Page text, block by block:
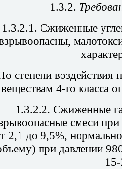
1.3.2.
1.3.2.1. Сжиженные
степени воздействия
веществам 4-го класса
1.3.2.2. Сжиженные
смеси
2,1 до 9,5%,
при давлении